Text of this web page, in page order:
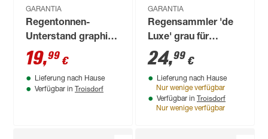
GARANTIA
Regentonnen-
Unterstand graphite
grey passend für 203
l, 210 l und 300 l
19,99 €
Lieferung nach Hause
Verfügbar in Troisdorf
GARANTIA
Regensammler 'de
Luxe' grau für
Fallrohrgrößen 7-10
cm
24,99 €
Lieferung nach Hause
Nur wenige verfügbar
Verfügbar in Troisdorf
Nur wenige verfügbar